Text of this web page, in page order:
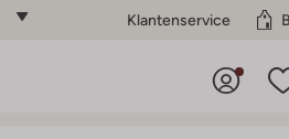
Klantenservice